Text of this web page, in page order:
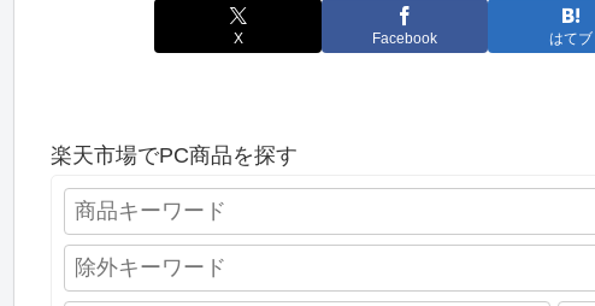
X Facebook はてブ
楽天市場でPC商品を探す